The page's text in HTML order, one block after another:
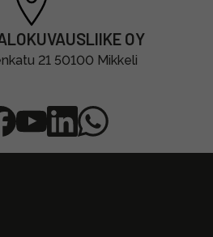
OY
21 50100 Mikkeli